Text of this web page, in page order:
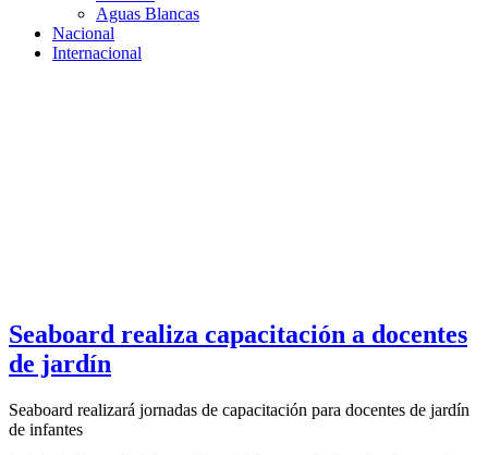
Aguas Blancas
Nacional
Internacional
Seaboard realiza capacitación a docentes
de jardín
Seaboard realizará jornadas de capacitación para docentes de jardín
de infantes